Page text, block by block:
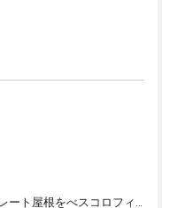
甲府市で傷んだスレート屋根をべスコロフィラーを下塗りし屋根塗装しました